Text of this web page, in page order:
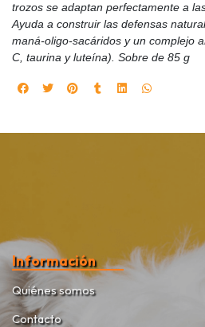
trozos se adaptan perfectamente a
Ayuda a construir las defensas
maná-oligo-sacáridos y un complejo
C, taurina y luteína). Sobre de 85 g
Información
Quiénes somos
Contacto